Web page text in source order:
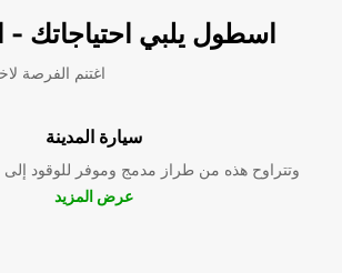
اسطول يلبي احتياجاتك -
اغتنم الفرصة
سيارة المدينة
وتتراوح هذه من طراز مدمج وموفر للوقود إلى
عرض المزيد